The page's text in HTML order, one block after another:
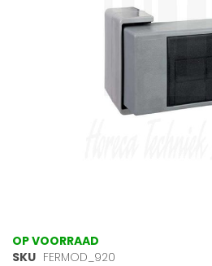
Ga
naar
OP VOORRAAD
SKU FERMOD_920